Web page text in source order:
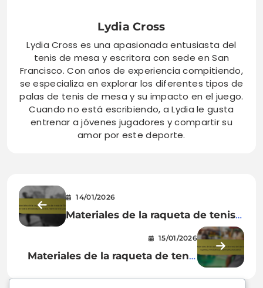
Lydia Cross
Lydia Cross es una apasionada entusiasta del
tenis de mesa y escritora con sede en San
Francisco. Con años de experiencia compitiendo,
se especializa en explorar los diferentes tipos de
palas de tenis de mesa y su impacto en el juego.
Cuando no está escribiendo, a Lydia le gusta
entrenar a jóvenes jugadores y compartir su
amor por este deporte.
14/01/2026
Materiales de la raqueta de tenis
de mesa de fibra de vidrio:
Flexibilidad, Control, Nivel de
entrada
15/01/2026
Materiales de la raqueta de tenis